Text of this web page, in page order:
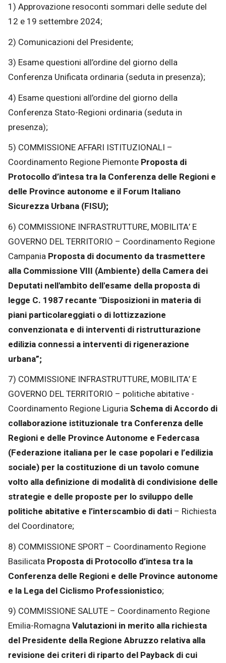
1) Approvazione resoconti sommari delle sedute del
12 e 19 settembre 2024;
2) Comunicazioni del Presidente;
3) Esame questioni all’ordine del giorno della
Conferenza Unificata ordinaria (seduta in presenza);
4) Esame questioni all’ordine del giorno della
Conferenza Stato-Regioni ordinaria (seduta in
presenza);
5) COMMISSIONE AFFARI ISTITUZIONALI –
Coordinamento Regione Piemonte Proposta di
Protocollo d’intesa tra la Conferenza delle Regioni e
delle Province autonome e il Forum Italiano
Sicurezza Urbana (FISU);
6) COMMISSIONE INFRASTRUTTURE, MOBILITA’ E
GOVERNO DEL TERRITORIO – Coordinamento Regione
Campania Proposta di documento da trasmettere
alla Commissione VIII (Ambiente) della Camera dei
Deputati nell'ambito dell'esame della proposta di
legge C. 1987 recante "Disposizioni in materia di
piani particolareggiati o di lottizzazione
convenzionata e di interventi di ristrutturazione
edilizia connessi a interventi di rigenerazione
urbana”;
7) COMMISSIONE INFRASTRUTTURE, MOBILITA’ E
GOVERNO DEL TERRITORIO – politiche abitative -
Coordinamento Regione LiguriaSchema di Accordo di
collaborazione istituzionale tra Conferenza delle
Regioni e delle Province Autonome e Federcasa
(Federazione italiana per le case popolari e l’edilizia
sociale) per la costituzione di un tavolo comune
volto alla definizione di modalità di condivisione delle
strategie e delle proposte per lo sviluppo delle
politiche abitative e l’interscambio di dati – Richiesta
del Coordinatore;
8) COMMISSIONE SPORT – Coordinamento Regione
Basilicata Proposta di Protocollo d’intesa tra la
Conferenza delle Regioni e delle Province autonome
e la Lega del Ciclismo Professionistico;
9) COMMISSIONE SALUTE – Coordinamento Regione
Emilia-RomagnaValutazioni in merito alla richiesta
del Presidente della Regione Abruzzo relativa alla
revisione dei criteri di riparto del Payback di cui